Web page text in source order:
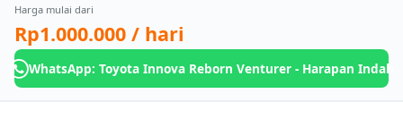
Harga mulai dari
Rp1.000.000 / hari
WhatsApp: Toyota Innova Reborn Venturer - Harapan Indah